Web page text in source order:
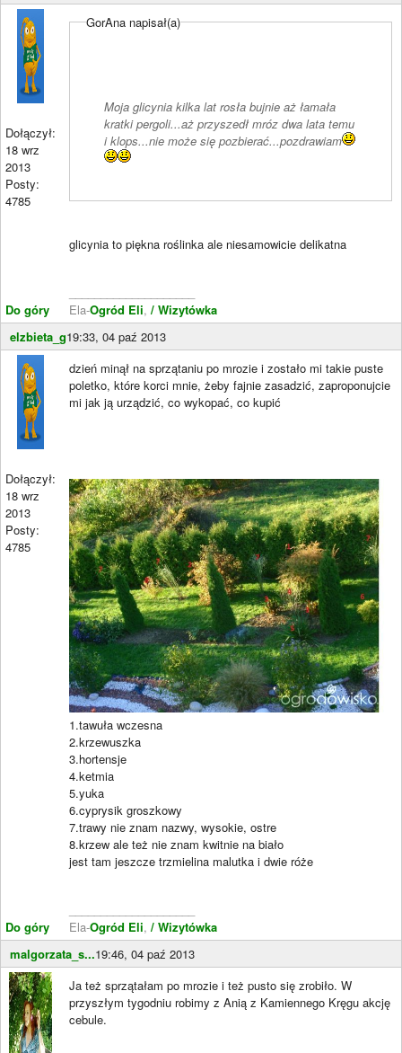
Dołączył:
18 wrz
2013
Posty:
4785
Do góry
GorAna napisał(a)
Moja glicynia kilka lat rosła bujnie aż łamała
kratki pergoli...aż przyszedł mróz dwa lata temu
i klops...nie może się pozbierać...pozdrawiam
glicynia to piękna roślinka ale niesamowicie delikatna
Ela-Ogród Eli, / Wizytówka
elzbieta_g19:33, 04 paź 2013
Dołączył:
18 wrz
2013
Posty:
4785
Do góry
dzień minął na sprzątaniu po mrozie i zostało mi takie puste
poletko, które korci mnie, żeby fajnie zasadzić, zaproponujcie
mi jak ją urządzić, co wykopać, co kupić
1.tawuła wczesna
2.krzewuszka
3.hortensje
4.ketmia
5.yuka
6.cyprysik groszkowy
7.trawy nie znam nazwy, wysokie, ostre
8.krzew ale też nie znam kwitnie na biało
jest tam jeszcze trzmielina malutka i dwie róże
Ela-Ogród Eli, / Wizytówka
malgorzata_s...19:46, 04 paź 2013
Ja też sprzątałam po mrozie i też pusto się zrobiło. W
przyszłym tygodniu robimy z Anią z Kamiennego Kręgu akcję
cebule.